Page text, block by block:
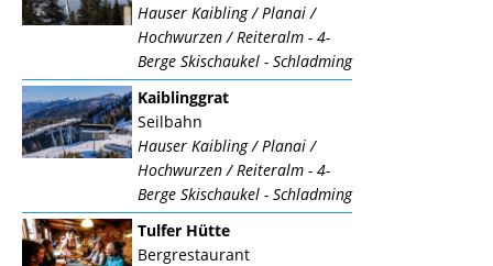
Hauser Kaibling / Planai /
Hochwurzen / Reiteralm - 4-
Berge Skischaukel - Schladming
Kaiblinggrat
Seilbahn
Hauser Kaibling / Planai /
Hochwurzen / Reiteralm - 4-
Berge Skischaukel - Schladming
Tulfer Hütte
Bergrestaurant